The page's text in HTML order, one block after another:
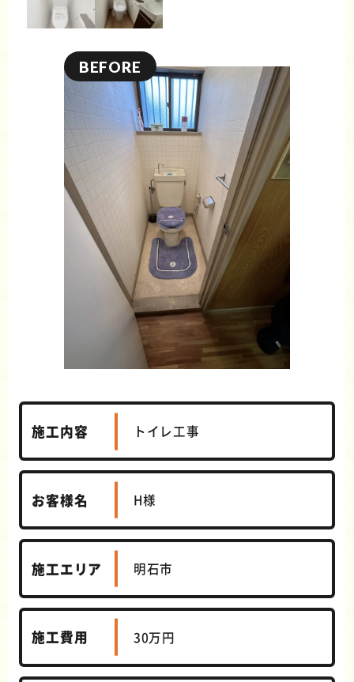
施工内容 トイレ工事
お客様名 H様
施工エリア 明石市
施工費用 30万円